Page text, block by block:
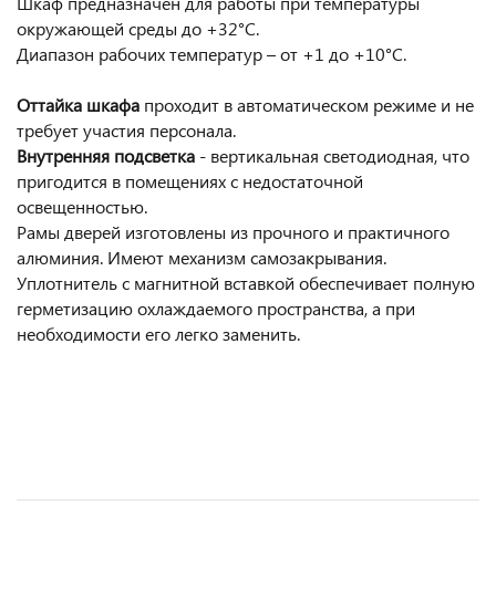
окружающей среды до +32°С.
Диапазон рабочих температур – от +1 до +10°С.
Оттайка шкафа проходит в автоматическом режиме и не
требует участия персонала.
Внутренняя подсветка - вертикальная светодиодная, что
пригодится в помещениях с недостаточной
освещенностью.
Рамы дверей изготовлены из прочного и практичного
алюминия. Имеют механизм самозакрывания.
Уплотнитель с магнитной вставкой обеспечивает полную
герметизацию охлаждаемого пространства, а при
необходимости его легко заменить.